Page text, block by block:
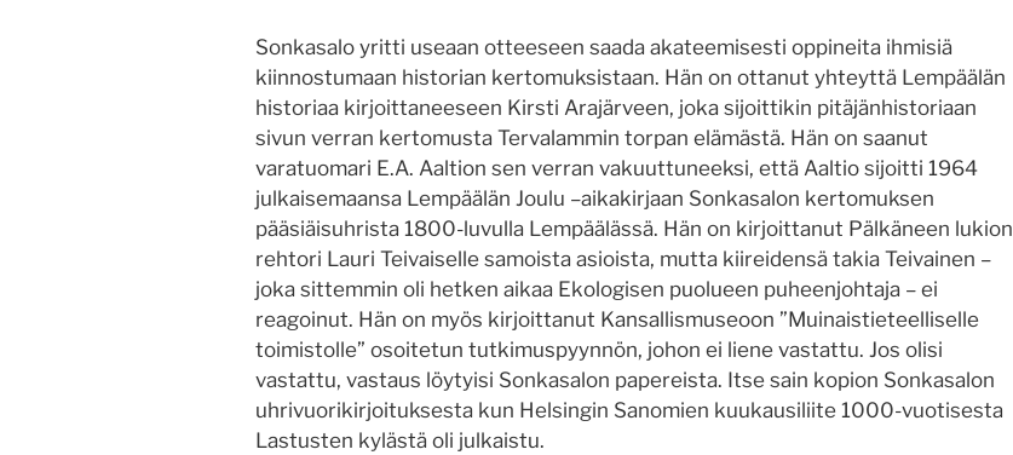
Sonkasalo yritti useaan otteeseen saada akateemisesti oppineita ihmisiä
kiinnostumaan historian kertomuksistaan. Hän on ottanut yhteyttä Lempäälän
historiaa kirjoittaneeseen Kirsti Arajärveen, joka sijoittikin pitäjänhistoriaan
sivun verran kertomusta Tervalammin torpan elämästä. Hän on saanut
varatuomari E.A. Aaltion sen verran vakuuttuneeksi, että Aaltio sijoitti 1964
julkaisemaansa Lempäälän Joulu –aikakirjaan Sonkasalon kertomuksen
pääsiäisuhrista 1800-luvulla Lempäälässä. Hän on kirjoittanut Pälkäneen lukion
rehtori Lauri Teivaiselle samoista asioista, mutta kiireidensä takia Teivainen –
joka sittemmin oli hetken aikaa Ekologisen puolueen puheenjohtaja – ei
reagoinut. Hän on myös kirjoittanut Kansallismuseoon ”Muinaistieteelliselle
toimistolle” osoitetun tutkimuspyynnön, johon ei liene vastattu. Jos olisi
vastattu, vastaus löytyisi Sonkasalon papereista. Itse sain kopion Sonkasalon
uhrivuorikirjoituksesta kun Helsingin Sanomien kuukausiliite 1000-vuotisesta
Lastusten kylästä oli julkaistu.